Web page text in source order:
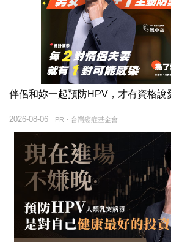
伴侶和妳一起預防HPV，才有資格說
PR・台灣癌症基金會
2026-08-06